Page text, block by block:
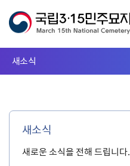
새소식
새소식
새로운 소식을 전해 드립니다.